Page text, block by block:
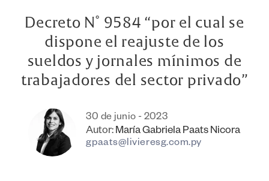
Decreto N° 9584 “por el cual se
dispone el reajuste de los
sueldos y jornales mínimos de
trabajadores del sector privado”
30 de junio - 2023
Autor:María Gabriela Paats Nicora
gpaats@livieresg.com.py